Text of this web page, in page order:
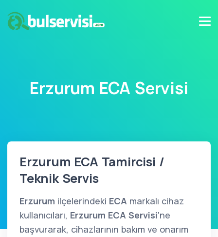
Erzurum ECA Servisi
Erzurum ECA Tamircisi /
Teknik Servis
Erzurum ilçelerindeki ECA markalı cihaz
kullanıcıları, Erzurum ECA Servisi'ne
başvurarak, cihazlarının bakım ve onarım